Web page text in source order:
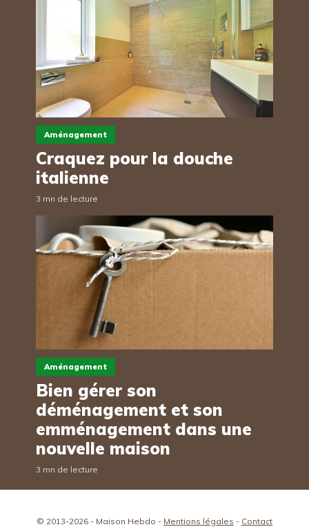
Aménagement
Craquez pour la douche
italienne
3 mn de lecture
Aménagement
Bien gérer son
déménagement et son
emménagement dans une
nouvelle maison
3 mn de lecture
© 2013-2026 - Maison Hebdo - Mentions légales - Contact